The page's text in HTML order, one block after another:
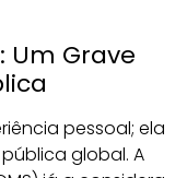
Um Grave
pessoal; ela
global. A